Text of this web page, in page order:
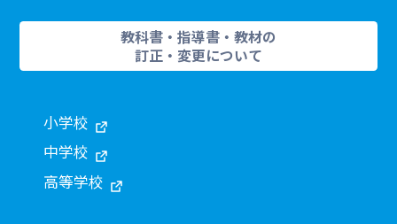
教科書・指導書・教材の
訂正・変更について
小学校
中学校
高等学校